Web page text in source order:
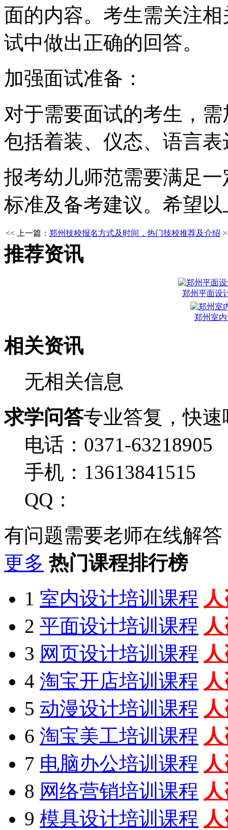
面的内容。考生需关注
试中做出正确的回答。
加强面试准备：
对于需要面试的考生，
包括着装、仪态、语言
报考幼儿师范需要满足
标准及备考建议。希望
<< 上一篇： 郑州技校报名方式及时间，热门技校推荐及介绍
推荐资讯
郑州平面设
郑州室
相关资讯
无相关信息
求学问答专业答复，快速
电话：0371-63218905
手机：13613841515
QQ：
有问题需要老师在线解答
更多 热门课程排行榜
1 室内设计培训课程
2 平面设计培训课程
3 网页设计培训课程
4 淘宝开店培训课程
5 动漫设计培训课程
6 淘宝美工培训课程
7 电脑办公培训课程
8 网络营销培训课程
9 模具设计培训课程